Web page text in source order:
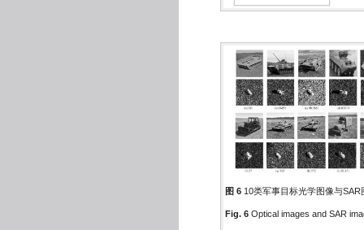
图 6 10类军事目标光学图像与SAR
Fig. 6 Optical images and SAR